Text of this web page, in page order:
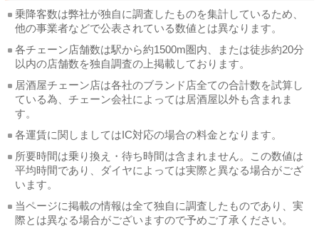
乗降客数は弊社が独自に調査したものを集計しているため、
他の事業者などで公表されている数値とは異なります。
各チェーン店舗数は駅から約1500m圏内、または徒歩約20分
以内の店舗数を独自調査の上掲載しております。
居酒屋チェーン店は各社のブランド店全ての合計数を試算し
ている為、チェーン会社によっては居酒屋以外も含まれま
す。
各運賃に関しましてはIC対応の場合の料金となります。
所要時間は乗り換え・待ち時間は含まれません。この数値は
平均時間であり、ダイヤによっては実際と異なる場合がござ
います。
当ページに掲載の情報は全て独自に調査したものであり、実
際とは異なる場合がございますので予めご了承ください。